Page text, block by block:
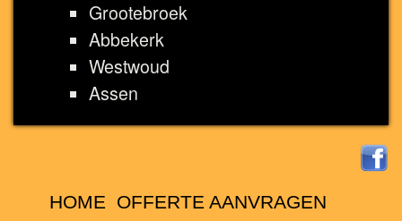
Grootebroek
Abbekerk
Westwoud
Assen
HOME
OFFERTE AANVRAGEN